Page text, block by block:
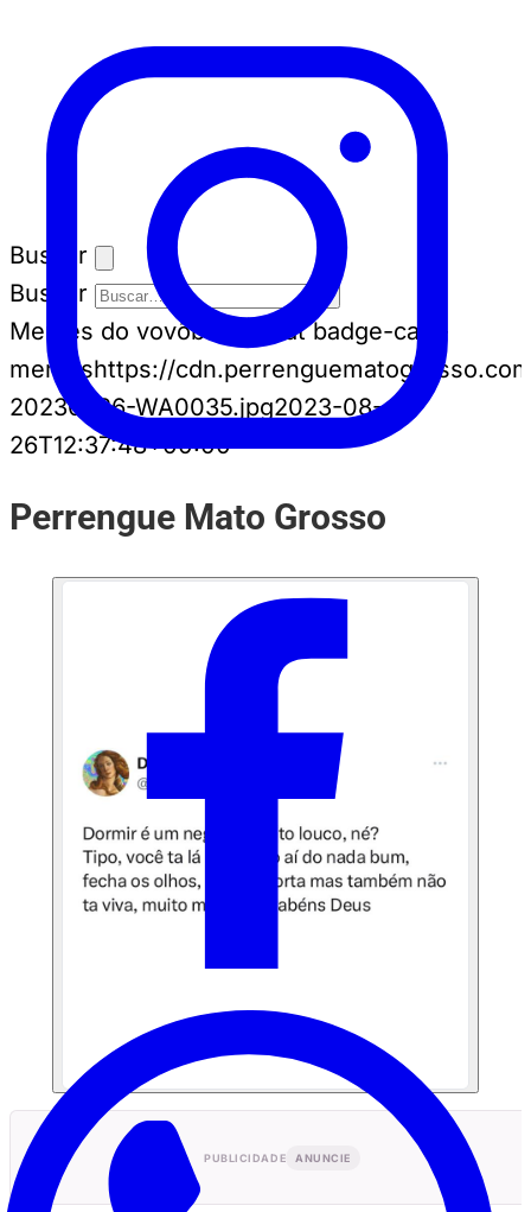
Buscar
Buscar
Memes do vovôbadge-cat badge-cat--
memeshttps://
20230826-WA0035.jpg2023-08-
26T12:37:48+00:00
Perrengue Mato Grosso
PUBLICIDADE ANUNCIE